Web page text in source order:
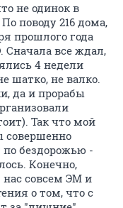
не одинок в
поводу 216 дома,
прошлого года
все ждал,
4 недели
шатко, не валко.
да и прорабы
Так что мой
совершенно
по бездорожью -
Конечно,
нас совсем ЭМ и
о том, что с